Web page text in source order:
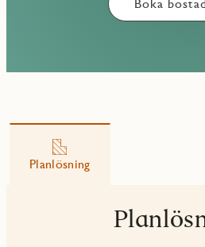
Boka
Planlösning